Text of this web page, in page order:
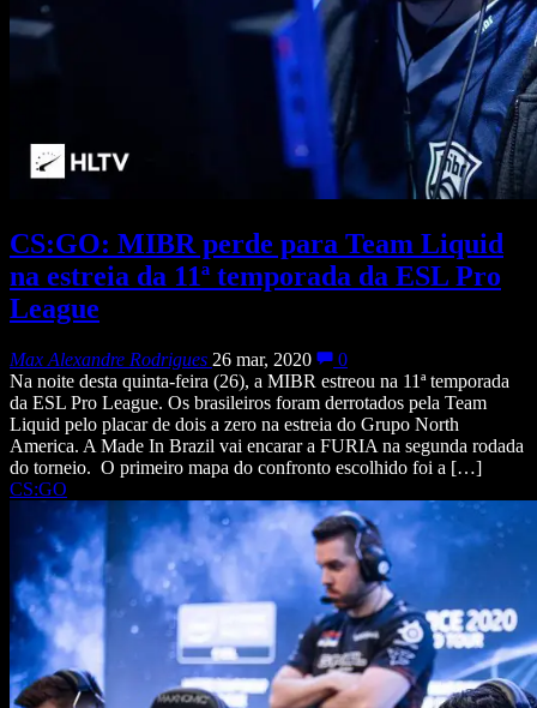
CS:GO: MIBR perde para Team Liquid
na estreia da 11ª temporada da ESL Pro
League
Max Alexandre Rodrigues 26 mar, 2020
0
Na noite desta quinta-feira (26), a MIBR estreou na 11ª temporada
da ESL Pro League. Os brasileiros foram derrotados pela Team
Liquid pelo placar de dois a zero na estreia do Grupo North
America. A Made In Brazil vai encarar a FURIA na segunda rodada
do torneio. O primeiro mapa do confronto escolhido foi a […]
CS:GO